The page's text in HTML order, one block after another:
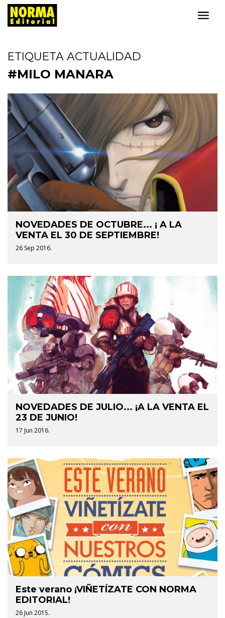
ETIQUETA ACTUALIDAD
#MILO MANARA
NOVEDADES DE OCTUBRE... ¡ A LA
VENTA EL 30 DE SEPTIEMBRE!
26 Sep 2016.
NOVEDADES DE JULIO... ¡A LA VENTA EL
23 DE JUNIO!
17 Jun 2016.
Este verano ¡VIÑETÍZATE CON NORMA
EDITORIAL!
26 Jun 2015.